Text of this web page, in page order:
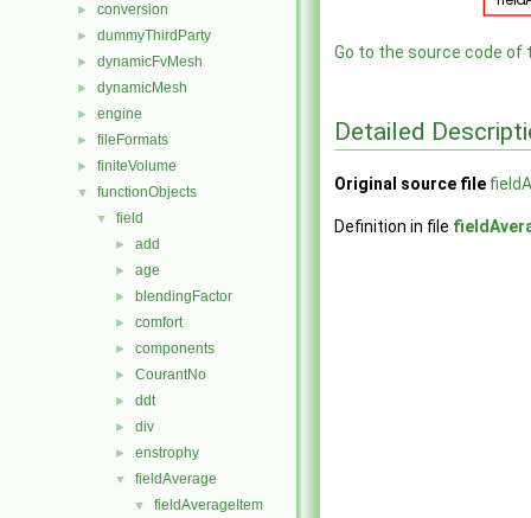
► conversion
► dummyThirdParty
► dynamicFvMesh
► dynamicMesh
► engine
► fileFormats
► finiteVolume
▼ functionObjects
▼ field
► add
► age
► blendingFactor
► comfort
► components
► CourantNo
► ddt
► div
► enstrophy
▼ fieldAverage
▼
fieldAverageItem
Go to the source code of
Detailed
Original source file
Definition in file